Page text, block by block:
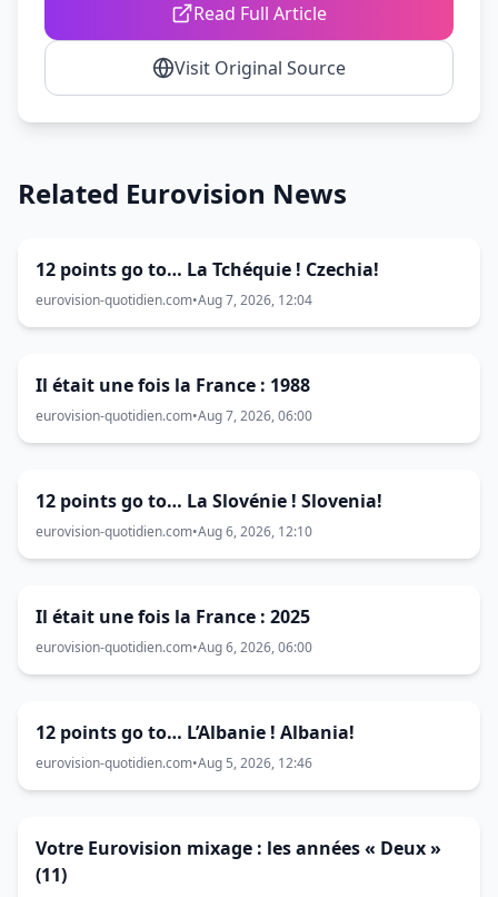
Read Full Article
Visit Original Source
Related Eurovision News
12 points go to… La Tchéquie ! Czechia!
eurovision-quotidien.com•Aug 7, 2026, 12:04
Il était une fois la France : 1988
eurovision-quotidien.com•Aug 7, 2026, 06:00
12 points go to… La Slovénie ! Slovenia!
eurovision-quotidien.com•Aug 6, 2026, 12:10
Il était une fois la France : 2025
eurovision-quotidien.com•Aug 6, 2026, 06:00
12 points go to… L’Albanie ! Albania!
eurovision-quotidien.com•Aug 5, 2026, 12:46
Votre Eurovision mixage : les années « Deux »
(11)